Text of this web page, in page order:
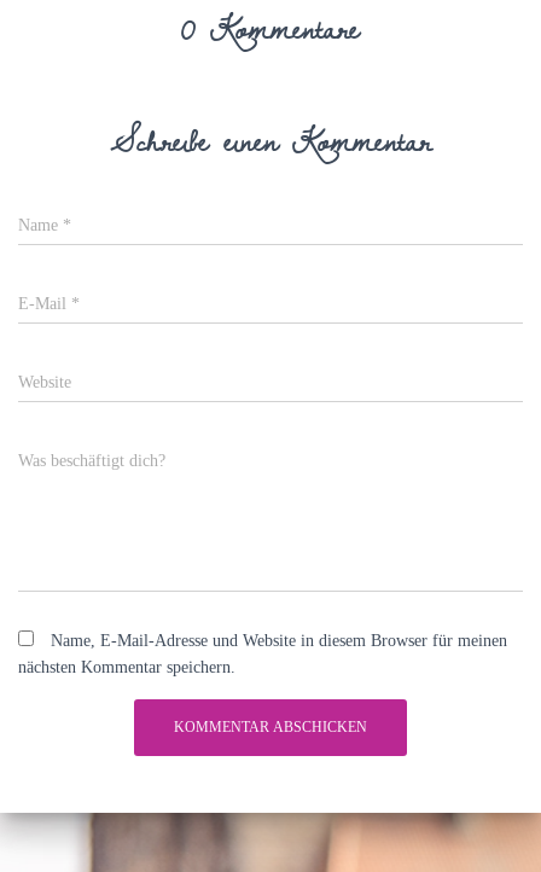
0 Kommentare
Schreibe einen Kommentar
Name *
E-Mail *
Website
Was beschäftigt dich?
Name, E-Mail-Adresse und Website in diesem Browser für meinen
nächsten Kommentar speichern.